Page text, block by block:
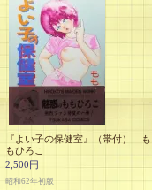
『よい子の保健室』（帯付） も
もひろこ
2,500円
昭和62年初版